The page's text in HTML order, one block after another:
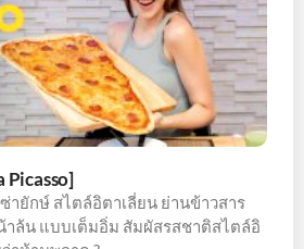
Picasso]
ายักษ์ สไตล์อิตาเลี่ยน ย่านข้าวสาร
ล้น แบบเต็มอิ่ม สัมผัสรสชาติสไตล์อิ